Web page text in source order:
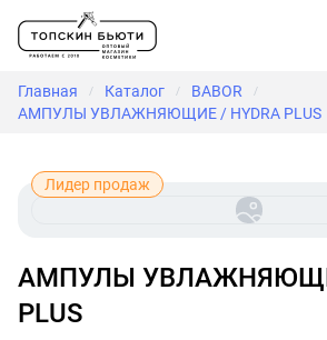
Главная / Каталог / BABOR /
АМПУЛЫ УВЛАЖНЯЮЩИЕ / HYDRA PLUS
Лидер продаж
АМПУЛЫ УВЛАЖНЯЮЩИЕ / HYDRA
PLUS